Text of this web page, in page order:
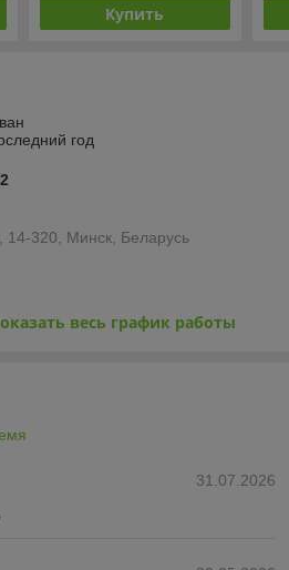
Купить
год
14-320, Минск, Беларусь
весь график работы
31.07.2026